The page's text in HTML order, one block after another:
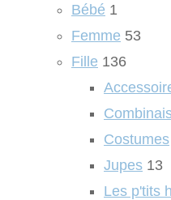
Bébé 1
Femme 53
Fille 136
Costumes
Jupes 13
Les p'tits